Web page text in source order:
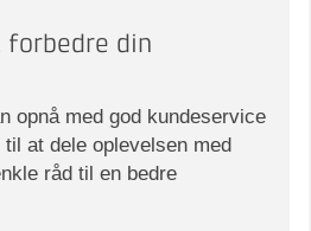
forbedre din
opnå med god kundeservice
at dele oplevelsen med
råd til en bedre